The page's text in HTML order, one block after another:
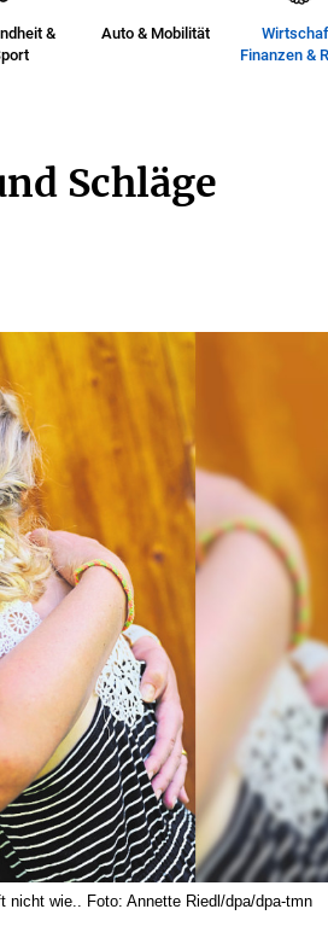
&
Auto & Mobilität
Finanzen &
Schläge
nicht wie.. Foto: Annette Riedl/dpa/dpa-tmn